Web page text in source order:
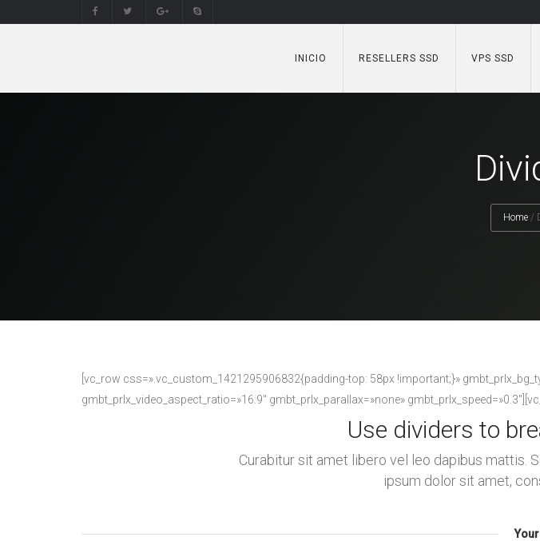
INICIO RESELLERS SSD VPS SSD
Home /
[vc_row css=».vc_custom_1421295906832{padding-top: 58px !important;}»
gmbt_prlx_video_aspect_ratio=»16:9″ gmbt_prlx_parallax=»none»
Use dividers to
Curabitur sit amet libero vel leo dapibus mattis.
ipsum dolor sit amet,